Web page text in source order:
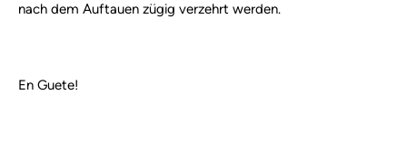
nach dem Auftauen zügig verzehrt werden.
En Guete!